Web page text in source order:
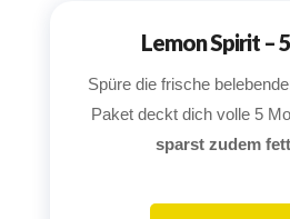
Lemon Spirit –
Spüre die frische
Paket deckt dich volle 5
sparst zudem